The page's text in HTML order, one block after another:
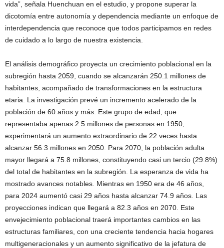
vida”, señala Huenchuan en el estudio, y propone superar la
dicotomía entre autonomía y dependencia mediante un enfoque de
interdependencia que reconoce que todos participamos en redes
de cuidado a lo largo de nuestra existencia.
El análisis demográfico proyecta un crecimiento poblacional en la
subregión hasta 2059, cuando se alcanzarán 250.1 millones de
habitantes, acompañado de transformaciones en la estructura
etaria. La investigación prevé un incremento acelerado de la
población de 60 años y más. Este grupo de edad, que
representaba apenas 2.5 millones de personas en 1950,
experimentará un aumento extraordinario de 22 veces hasta
alcanzar 56.3 millones en 2050. Para 2070, la población adulta
mayor llegará a 75.8 millones, constituyendo casi un tercio (29.8%)
del total de habitantes en la subregión. La esperanza de vida ha
mostrado avances notables. Mientras en 1950 era de 46 años,
para 2024 aumentó casi 29 años hasta alcanzar 74.9 años. Las
proyecciones indican que llegará a 82.3 años en 2070. Este
envejecimiento poblacional traerá importantes cambios en las
estructuras familiares, con una creciente tendencia hacia hogares
multigeneracionales y un aumento significativo de la jefatura de